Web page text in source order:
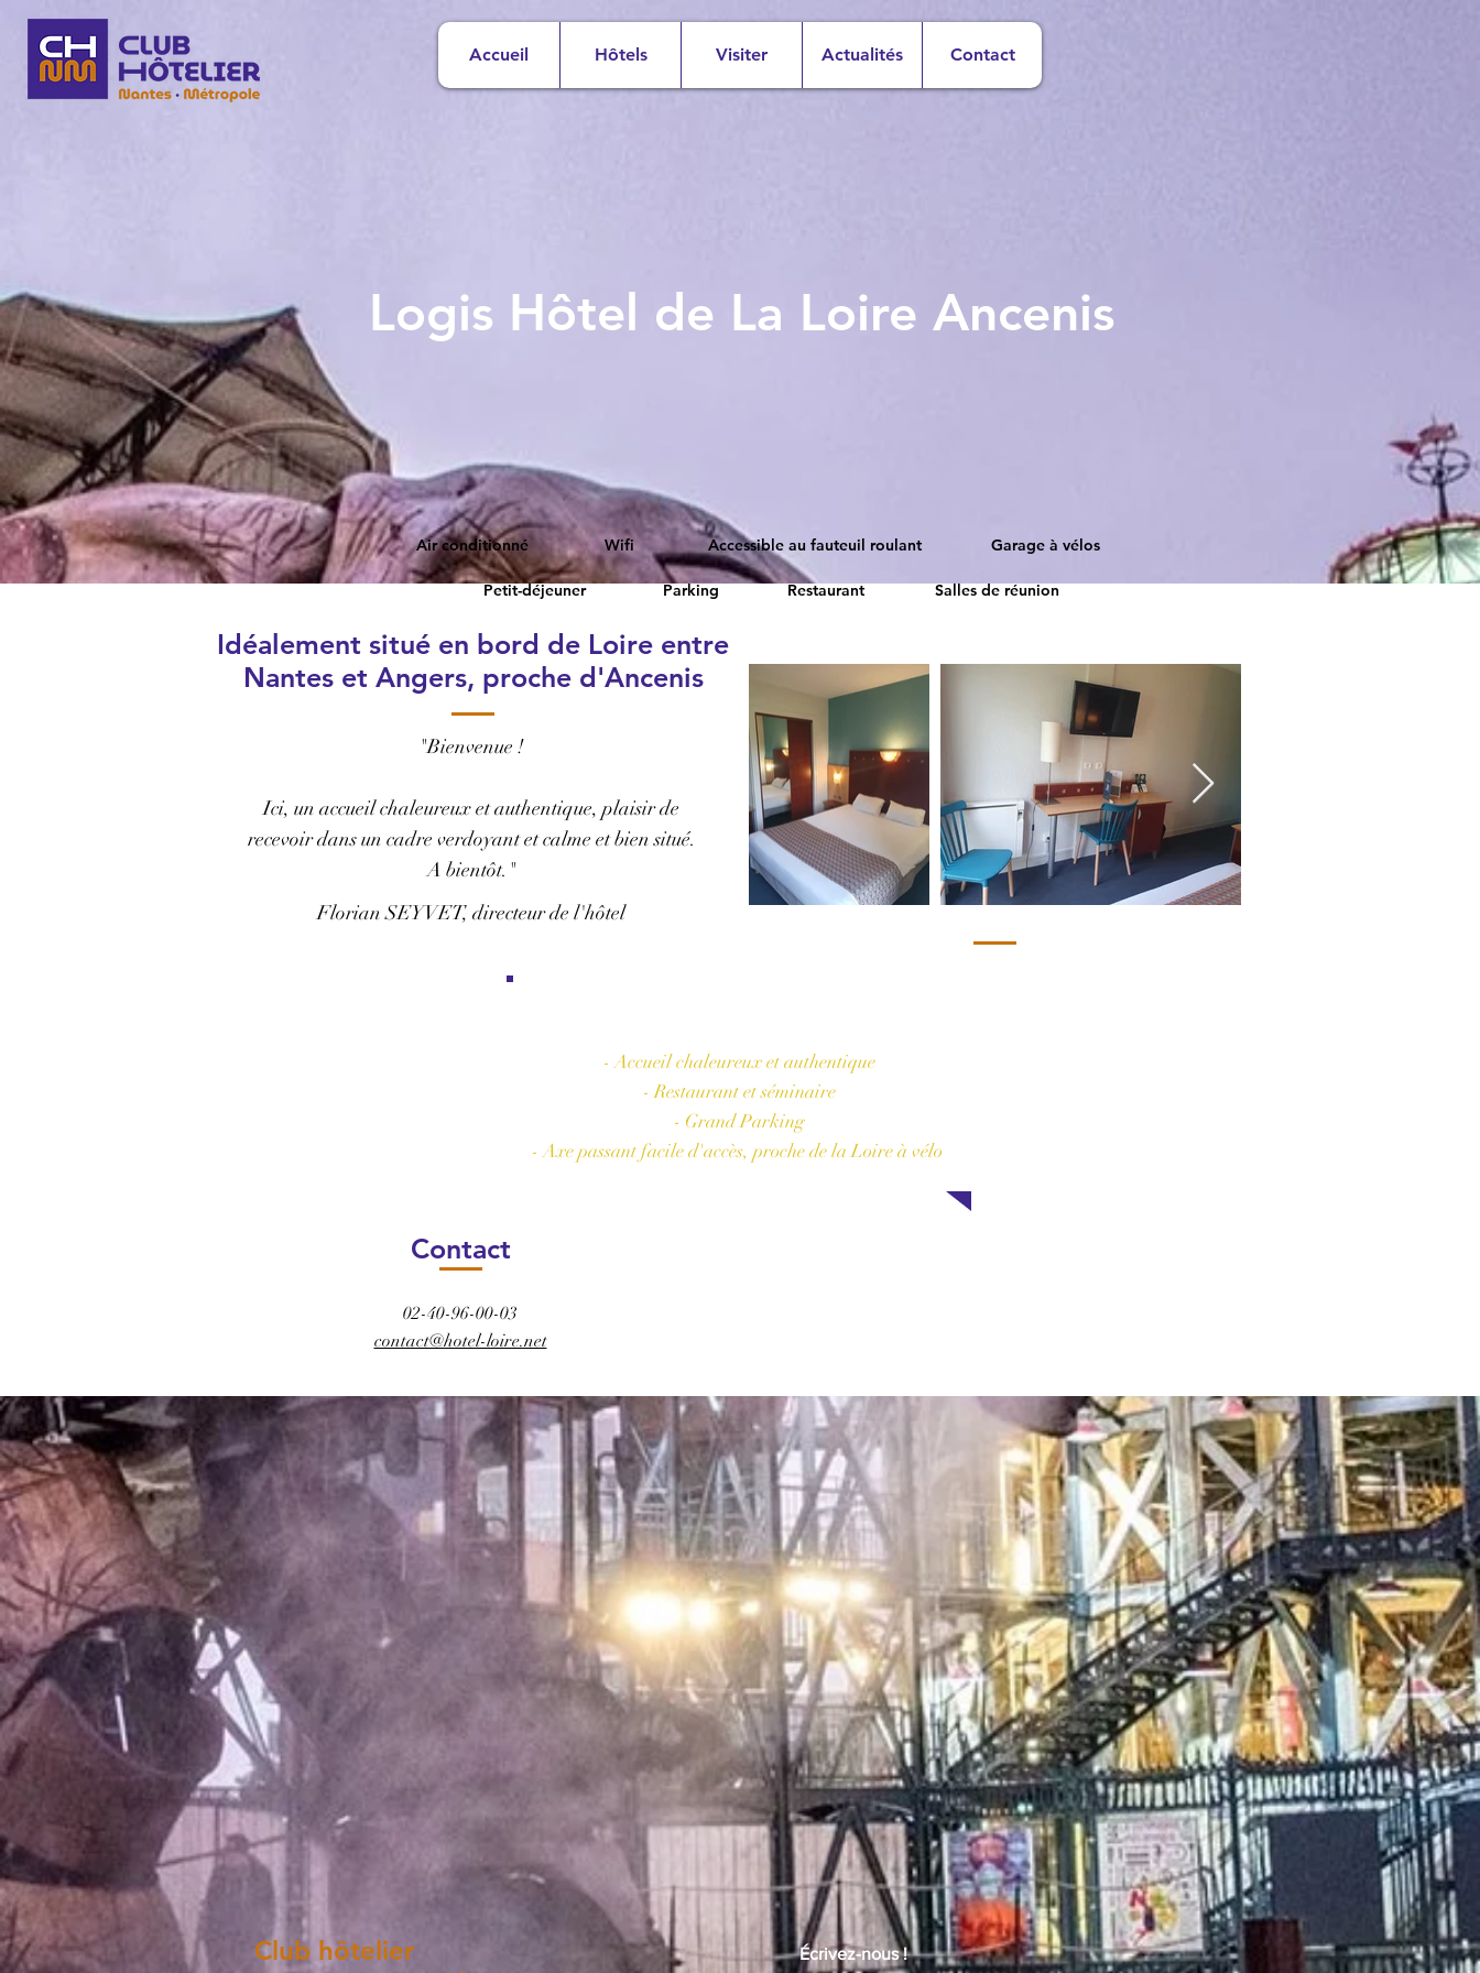
Accueil Hôtels Visiter Actualités Contact
Logis Hôtel de La Loire Ancenis
Air conditionné Wifi Accessible au fauteuil roulant Garage à vélos
Petit-déjeuner Parking
Idéalement situé en bord de Loire entre
Nantes et Angers, proche d'Ancenis
"Bienvenue !
Ici, un accueil chaleureux et authentique, plaisir de
recevoir dans un cadre verdoyant et calme et bien situé.
A bientôt."
Florian SEYVET, directeur de l'hôtel
Restaurant Salles de réunion
- Accueil chaleureux et authentique
- Restaurant et séminaire
- Grand Parking
- Axe passant facile d'accès, proche de la Loire à vélo
Contact
02-40-96-00-03
contact@hotel-loire.net
Club hôtelier
Écrivez-nous !